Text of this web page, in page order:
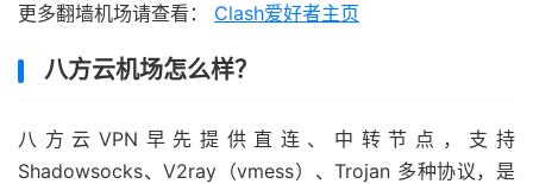
更多翻墙机场请查看： Clash爱好者主页
八方云机场怎么样？
八方云VPN早先提供直连、中转节点，支持
Shadowsocks、V2ray（vmess）、Trojan 多种协议，是